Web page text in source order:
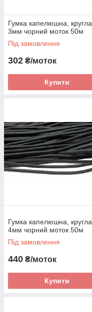
Гумка капелюшна, кругла
3мм чорний моток 50м
Під замовлення
302 ₴/моток
Купити
Гумка капелюшна, кругла
4мм чорний моток 50м
Під замовлення
440 ₴/моток
Купити